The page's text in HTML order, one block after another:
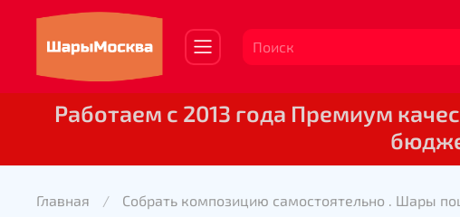
Работаем с 2013 года Премиум
Главная Собрать композицию самостоятельно . Шары